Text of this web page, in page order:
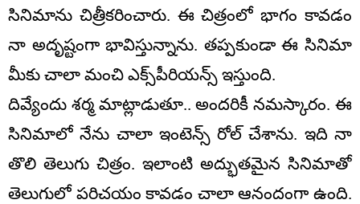
సినిమాను చిత్రీకరించారు. ఈ చిత్రంలో భాగం కావడం
నా అదృష్టంగా భావిస్తున్నాను. తప్పకుండా ఈ సినిమా
మీకు చాలా మంచి ఎక్స్‌పీరియన్స్ ఇస్తుంది.
దివ్యేందు శర్మ మాట్లాడుతూ.. అందరికీ నమస్కారం. ఈ
సినిమాలో నేను చాలా ఇంటెన్స్ రోల్ చేశాను. ఇది నా
తొలి తెలుగు చిత్రం. ఇలాంటి అద్భుతమైన సినిమాతో
తెలుగులో పరిచయం కావడం చాలా ఆనందంగా ఉంది.